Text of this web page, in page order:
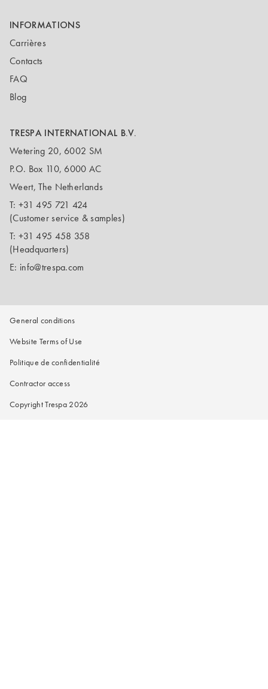
INFORMATIONS
Carrières
Contacts
FAQ
Blog
TRESPA INTERNATIONAL B.V.
Wetering 20, 6002 SM
P.O. Box 110, 6000 AC
Weert, The Netherlands
T: +31 495 721 424
(Customer service & samples)
T: +31 495 458 358
(Headquarters)
E: info@trespa.com
General conditions
Website Terms of Use
Politique de confidentialité
Contractor access
Copyright Trespa 2026